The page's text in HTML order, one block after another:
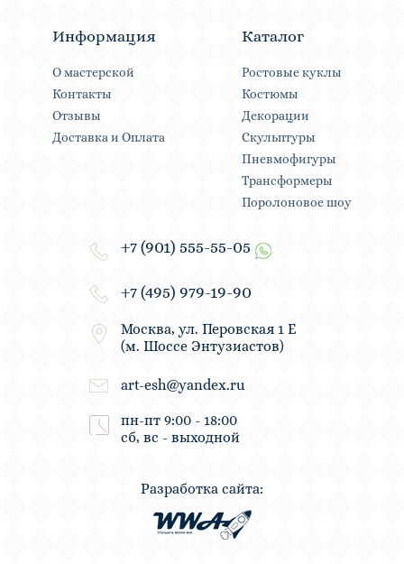
Информация
О мастерской
Контакты
Отзывы
Доставка и Оплата
Каталог
Ростовые куклы
Костюмы
Декорации
Скульптуры
Пневмофигуры
Трансформеры
Поролоновое шоу
+7 (901) 555-55-05
+7 (495) 979-19-90
Москва, ул. Перовская 1 Е
(м. Шоссе Энтузиастов)
art-esh@yandex.ru
пн-пт 9:00 - 18:00
сб, вс - выходной
Разработка сайта: